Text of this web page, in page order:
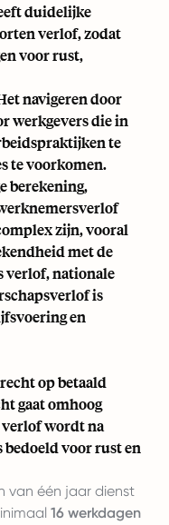
duidelijke
verlof, zodat
voor rust,
navigeren door
werkgevers die in
te
te voorkomen.
berekening,
zijn, vooral
met de
verlof, nationale
is
en
op betaald
gaat omhoog
wordt na
voor rust en
van één jaar dienst
16 werkdagen